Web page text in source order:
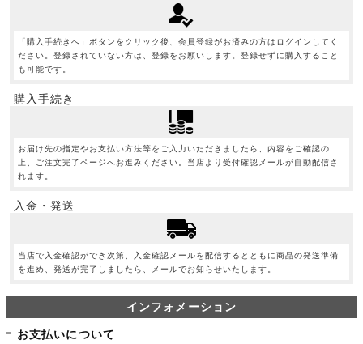
「購入手続きへ」ボタンをクリック後、会員登録がお済みの方はログインしてく
ださい。登録されていない方は、登録をお願いします。登録せずに購入すること
も可能です。
購入手続き
お届け先の指定やお支払い方法等をご入力いただきましたら、内容をご確認の
上、ご注文完了ページへお進みください。当店より受付確認メールが自動配信さ
れます。
入金・発送
当店で入金確認ができ次第、入金確認メールを配信するとともに商品の発送準備
を進め、発送が完了しましたら、メールでお知らせいたします。
インフォメーション
お支払いについて